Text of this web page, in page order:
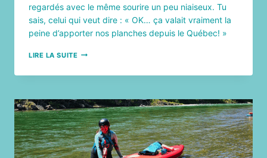
regardés avec le même sourire un peu niaiseux. Tu
sais, celui qui veut dire : « OK… ça valait vraiment la
peine d’apporter nos planches depuis le Québec! »
LIRE LA SUITEPOURQUOI
BACALAR
(MEXIQUE)
DEVRAIT
ÊTRE
SUR
TA